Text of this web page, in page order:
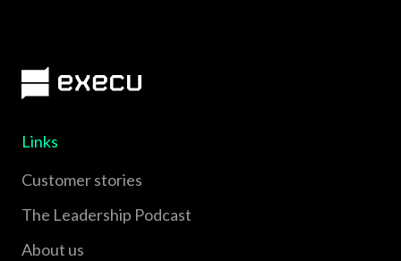
Links
Customer stories
The Leadership Podcast
About us